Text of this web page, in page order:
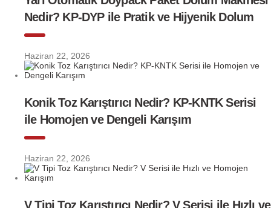
Nedir? KP-DYP ile Pratik ve Hijyenik Dolum
Haziran 22, 2026
Konik Toz Karıştırıcı Nedir? KP-KNTK Serisi
ile Homojen ve Dengeli Karışım
Haziran 22, 2026
V Tipi Toz Karıştırıcı Nedir? V Serisi ile Hızlı ve